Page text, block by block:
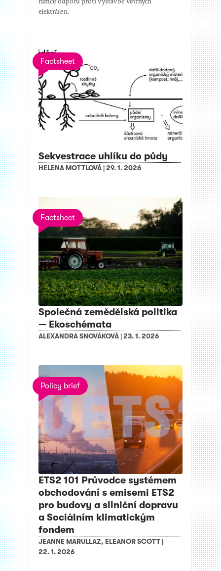
elektráren.
Factsheet
Sekvestrace uhlíku do půdy
HELENA MOTTLOVÁ |29. 1. 2026
Factsheet
Společná zemědělská politika
— Ekoschémata
ALEXANDRA SNOVÁKOVÁ |23. 1. 2026
Policy brief
ETS2 101 Průvodce systémem
obchodování s emisemi ETS2
pro budovy a silniční dopravu
a Sociálním klimatickým
fondem
JEANNE MARULLAZ, ELEANOR SCOTT |
22. 1. 2026